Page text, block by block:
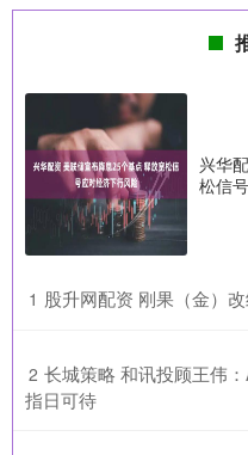
兴华
松信
1 股升网配资 刚果（金）
2 长城策略 和讯投顾王伟
指日可待